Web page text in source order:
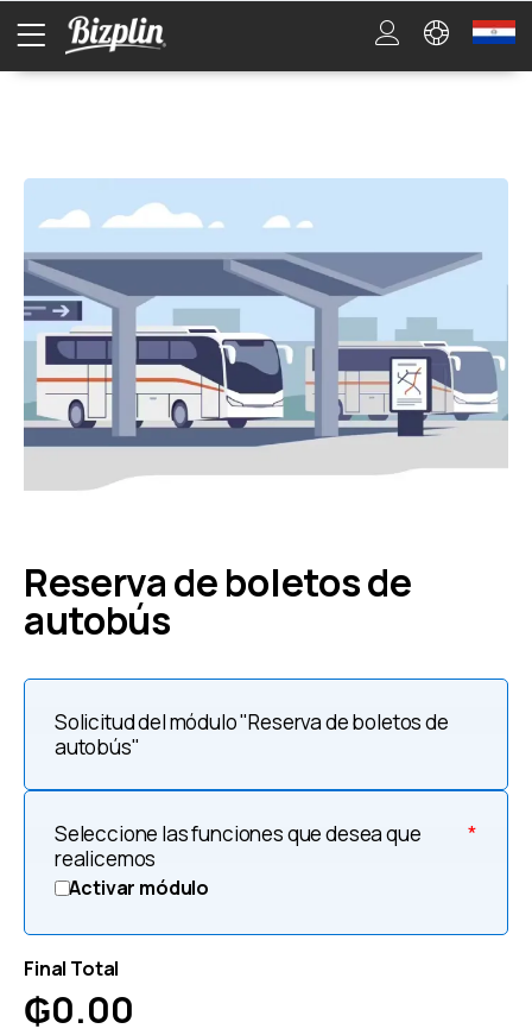
Reserva de boletos de
autobús
Solicitud del módulo "Reserva de boletos de
autobús"
*
Seleccione las funciones que desea que
realicemos
Activar módulo
Final Total
₲0.00